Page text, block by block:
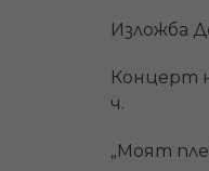
Изложба
Концерт
ч.
„Моят